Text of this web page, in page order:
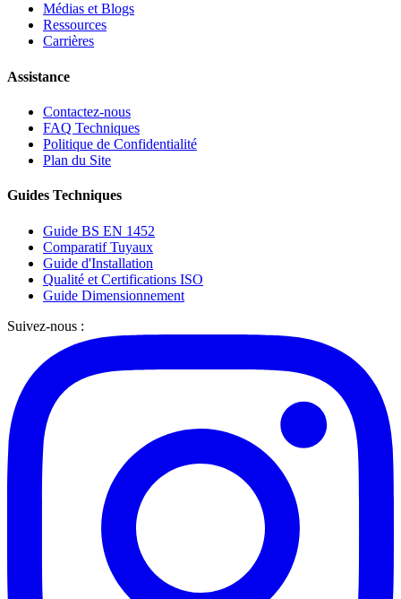
Médias et Blogs
Ressources
Carrières
Assistance
Contactez-nous
FAQ Techniques
Politique de Confidentialité
Plan du Site
Guides Techniques
Guide BS EN 1452
Comparatif Tuyaux
Guide d'Installation
Qualité et Certifications ISO
Guide Dimensionnement
Suivez-nous :